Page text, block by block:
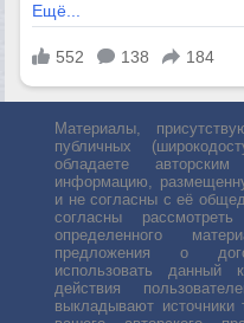
Материалы,
публичных
обладаете
информацию,
и не согласны с её
согласны
определенного
предложения о
использовать данный
действия
выкладывают источники